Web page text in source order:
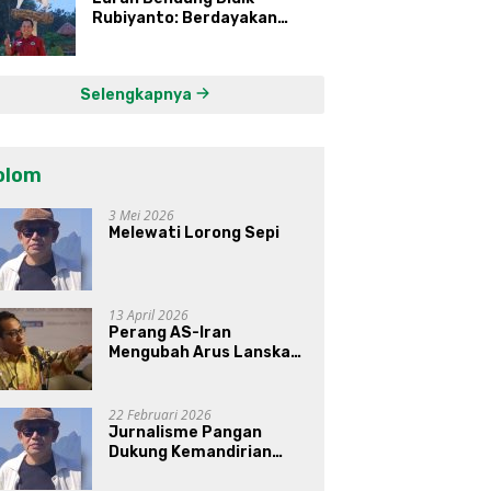
Rubiyanto: Berdayakan
Selengkapnya
3 Mei 2026
Melewati Lorong Sepi
13 April 2026
Perang AS-Iran
Mengubah Arus Lanskap
Prabowo-Gibran?
22 Februari 2026
Jurnalisme Pangan
Dukung Kemandirian